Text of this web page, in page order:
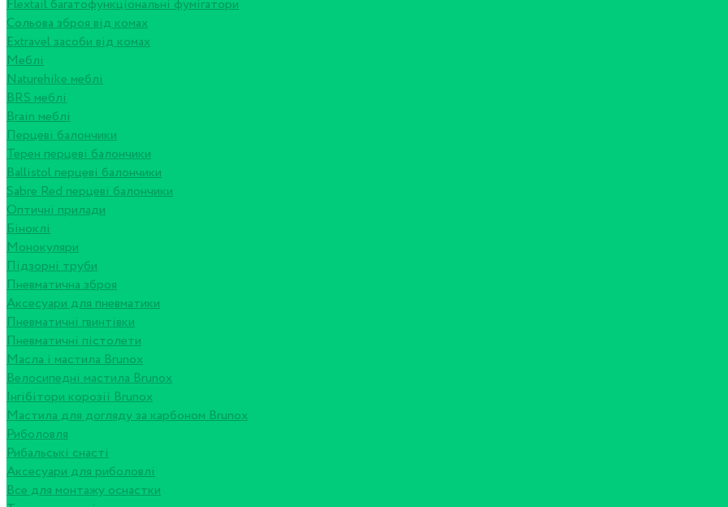
Flextail багатофункціональні фумігатори
Сольова зброя від комах
Extravel засоби від комах
Меблі
Naturehike меблі
BRS меблі
Brain меблі
Перцеві балончики
Терен перцеві балончики
Ballistol перцеві балончики
Sabre Red перцеві балончики
Оптичні прилади
Біноклі
Монокуляри
Підзорні труби
Пневматична зброя
Аксесуари для пневматики
Пневматичні гвинтівки
Пневматичні пістолети
Масла і мастила Brunox
Велосипедні мастила Brunox
Інгібітори корозії Brunox
Мастила для догляду за карбоном Brunox
Риболовля
Рибальські снасті
Аксесуари для риболовлі
Все для монтажу оснастки